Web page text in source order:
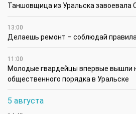
Таншовщица из Уральска завоевала
13:00
Делаешь ремонт – соблюдай правила
11:00
Молодые гвардейцы впервые вышли
общественного порядка в Уральске
5 августа